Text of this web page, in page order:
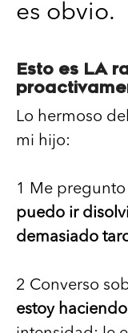
es obvio.
Esto es LA
Lo hermoso
mi hijo:
1 Me
puedo ir
demasiado
2 Converso
estoy